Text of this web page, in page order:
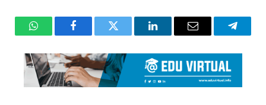
WhatsAppFacebookTwitter LinkedInEmail